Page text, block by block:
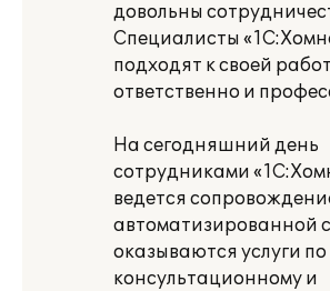
довольны
Специалисты
подходят к своей
ответственно и
На сегодняшний день
сотрудниками
ведется
автоматизированной
оказываются услуги по
консультационному и